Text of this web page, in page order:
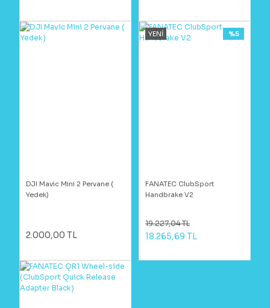
DJI Mavic Mini 2 Pervane (
Yedek)
2.000,00 TL
YENİ
FANATEC ClubSport
Handbrake V2
%5
19.227,04 TL
18.265,69 TL